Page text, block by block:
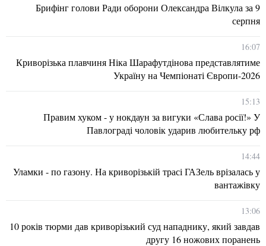
Брифінг голови Ради оборони Олександра Вілкула за 9
серпня
16:07
Криворізька плавчиня Ніка Шарафутдінова представлятиме
Україну на Чемпіонаті Європи-2026
15:13
Правим хуком - у нокдаун за вигуки «Слава росії!» У
Павлограді чоловік ударив любительку рф
14:44
Уламки - по газону. На криворізькій трасі ГАЗель врізалась у
вантажівку
13:06
10 років тюрми дав криворізький суд нападнику, який завдав
другу 16 ножових поранень